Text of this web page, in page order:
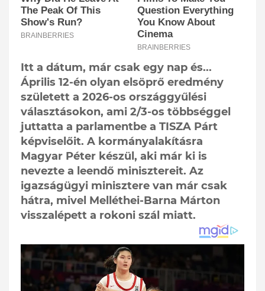
Itt a dátum, már csak egy nap és...
Április 12-én olyan elsöprő eredmény
született a 2026-os országgyűlési
választásokon, ami 2/3-os többséggel
juttatta a parlamentbe a TISZA Párt
képviselőit. A kormányalakításra
Magyar Péter készül, aki már ki is
nevezte a leendő minisztereit. Az
igazságügyi minisztere van már csak
hátra, mivel Melléthei-Barna Márton
visszalépett a rokoni szál miatt.